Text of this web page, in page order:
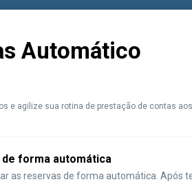
Automático
e agilize sua rotina de prestação de contas
forma automática
as reservas de forma automática. Após